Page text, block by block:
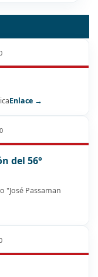
Enlace →
del 56°
"José Passaman